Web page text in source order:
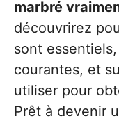
marbré
découvrirez
sont
courantes, et
utiliser pour
Prêt à devenir